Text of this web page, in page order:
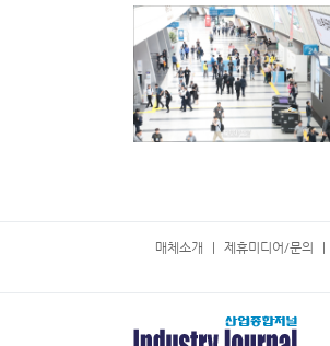
매체소개 제휴미디어/문의